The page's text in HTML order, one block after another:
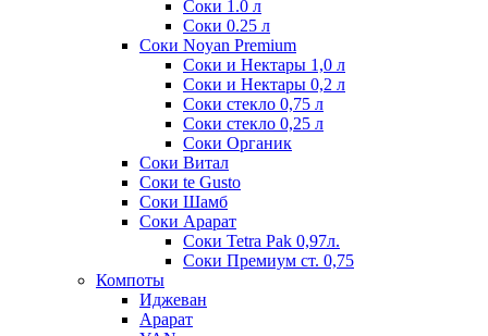
Соки 1.0 л
Соки 0.25 л
Соки Noyan Premium
Соки и Нектары 1,0 л
Соки и Нектары 0,2 л
Соки стекло 0,75 л
Соки стекло 0,25 л
Соки Органик
Соки Витал
Соки te Gusto
Соки Шамб
Соки Арарат
Соки Tetra Pak 0,97л.
Соки Премиум ст. 0,75
Компоты
Иджеван
Арарат